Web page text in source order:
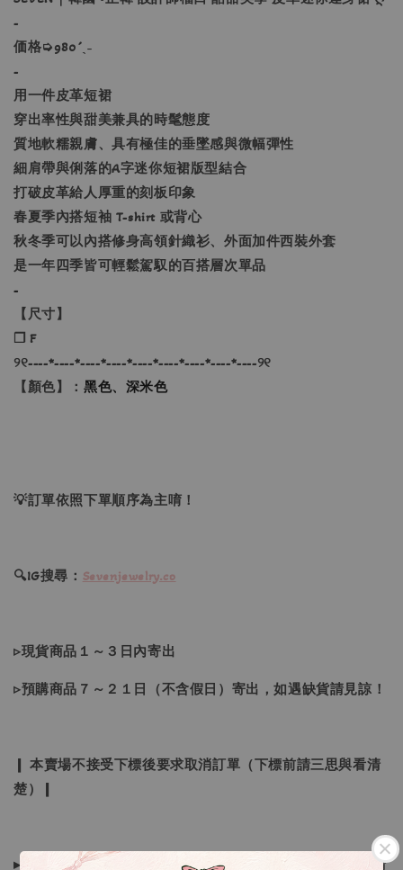
-
価格➭980´ˎ˗
-
用一件皮革短裙
穿出率性與甜美兼具的時髦態度
質地軟糯親膚、具有極佳的垂墜感與微幅彈性
細肩帶與俐落的A字迷你短裙版型結合
打破皮革給人厚重的刻板印象
春夏季內搭短袖 T-shirt 或背心
秋冬季可以內搭修身高領針織衫、外面加件西裝外套
是一年四季皆可輕鬆駕馭的百搭層次單品
-
【尺寸】
❐ F
୨୧----*----*----*----*----*----*----*----*----୨୧
【顏色】： 黑色、深米色
💡訂單依照下單順序為主唷！
🔍IG搜尋： Sevenjewelry.co
▹現貨商品１～３日內寄出
▹預購商品７～２１日（不含假日）寄出，如遇缺貨請見諒！
❙ 本賣場不接受下標後要求取消訂單（下標前請三思與看清
楚）❙
▸所有商品皆以日本、韓國售完為止，如下單後遇缺貨情形請